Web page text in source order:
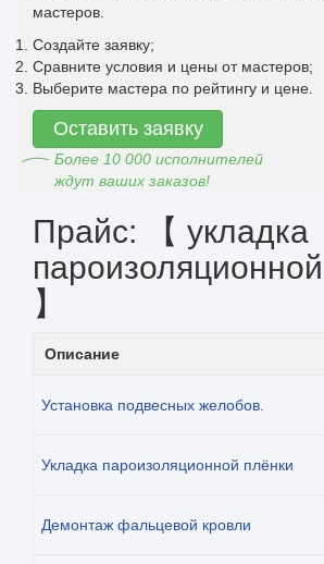
мастеров.
Создайте заявку;
Сравните условия и цены от мастеров;
Выберите мастера по рейтингу и цене.
Оставить заявку
Более 10 000 исполнителей
ждут ваших заказов!
Прайс: 【 укладка
】
Описание
Установка подвесных желобов.
Укладка пароизоляционной плёнки
Демонтаж фальцевой кровли